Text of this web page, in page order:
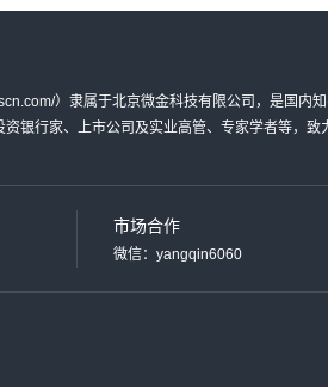
）隶属于北京微金科技有限公司，是国内
银行家、上市公司及实业高管、专家学者等，
市场合作
微信：yangqin6060